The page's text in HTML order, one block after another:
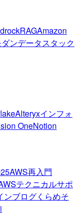
RAGAmazon
ンデータスタック
Alteryxインフォ
OneNotion
AWS再入門
テクニカルサポ
ンブログくらめそ